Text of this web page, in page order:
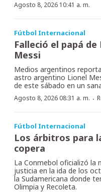
Agosto 8, 2026 10:41 a. m.
Fútbol Internacional
Falleció el papá de
Messi
Medios argentinos
astro argentino Lionel
de este sábado en un
Agosto 8, 2026 08:31 a. m. ·
Fútbol Internacional
Los árbitros para
copera
La Conmebol oficializó la
justicia en la ida de los
la Sudamericana donde
Olimpia y Recoleta.